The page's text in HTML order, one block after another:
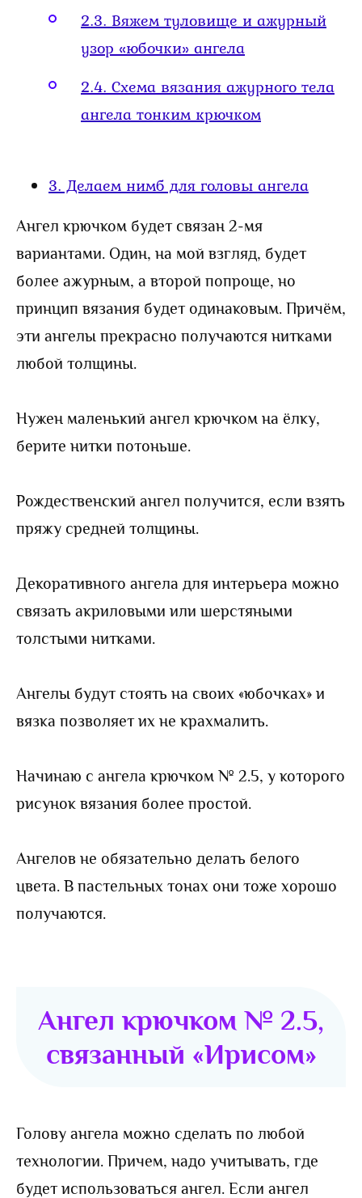
2.3. Вяжем туловище и ажурный
узор «юбочки» ангела
2.4. Схема вязания ажурного тела
ангела тонким крючком
3. Делаем нимб для головы ангела
Ангел крючком будет связан 2-мя
вариантами. Один, на мой взгляд, будет
более ажурным, а второй попроще, но
принцип вязания будет одинаковым. Причём,
эти ангелы прекрасно получаются нитками
любой толщины.
Нужен маленький ангел крючком на ёлку,
берите нитки потоньше.
Рождественский ангел получится, если взять
пряжу средней толщины.
Декоративного ангела для интерьера можно
связать акриловыми или шерстяными
толстыми нитками.
Ангелы будут стоять на своих «юбочках» и
вязка позволяет их не крахмалить.
Начинаю с ангела крючком № 2.5, у которого
рисунок вязания более простой.
Ангелов не обязательно делать белого
цвета. В пастельных тонах они тоже хорошо
получаются.
Ангел крючком № 2.5,
связанный «Ирисом»
Голову ангела можно сделать по любой
технологии. Причем, надо учитывать, где
будет использоваться ангел. Если ангел